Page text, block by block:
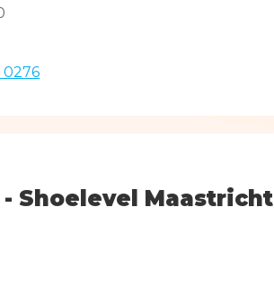
0276
Shoelevel Maastricht